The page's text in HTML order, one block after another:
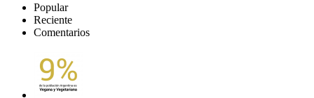
Popular
Reciente
Comentarios